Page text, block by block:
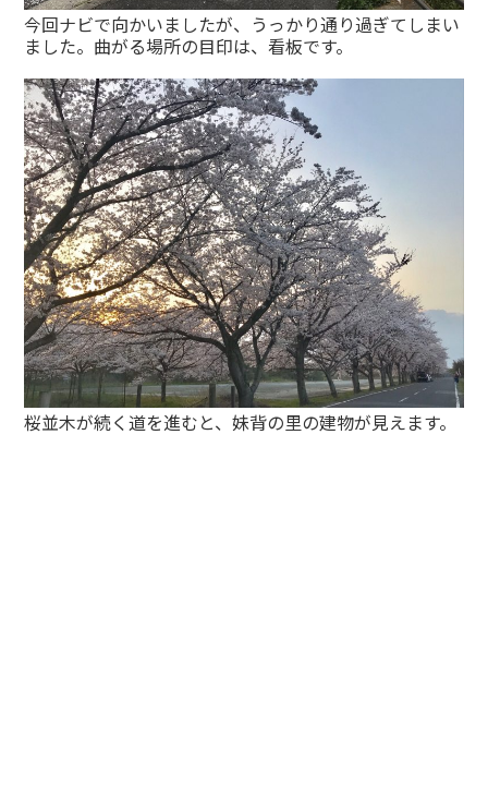
今回ナビで向かいましたが、うっかり通り過ぎてしまい
ました。曲がる場所の目印は、看板です。
桜並木が続く道を進むと、妹背の里の建物が見えます。